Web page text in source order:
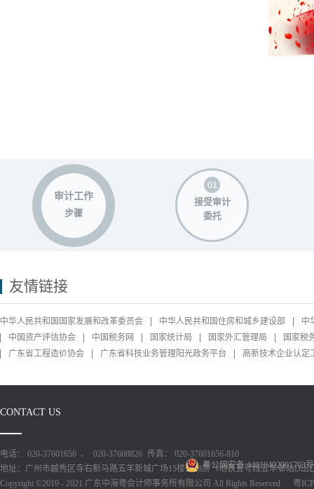
审计工作
步骤
接受审计
委托
友情链接
中华人民共和国国家发展和改革委员会 中华人民共和国住房和城乡建设部
中
中国资产评估协会
中国税务网 国家统计局 国家外汇管理局
国家税
广东省工程造价协会
广东省科技业务管理阳光政务平台 高新技术企业认定
CONTACT US
电话： 020-37601656 、 020-37608826 传真： 020-37601656-810
地址：广州市越秀区寺右新马路五羊新城广场15楼1518房（地铁五号线五羊邨站D出
Copyright ©2019 - 2021 广东中海粤会计师事务所有限公司 All Rights Reserved
粤ICP
粤公网安备 44010402001793号